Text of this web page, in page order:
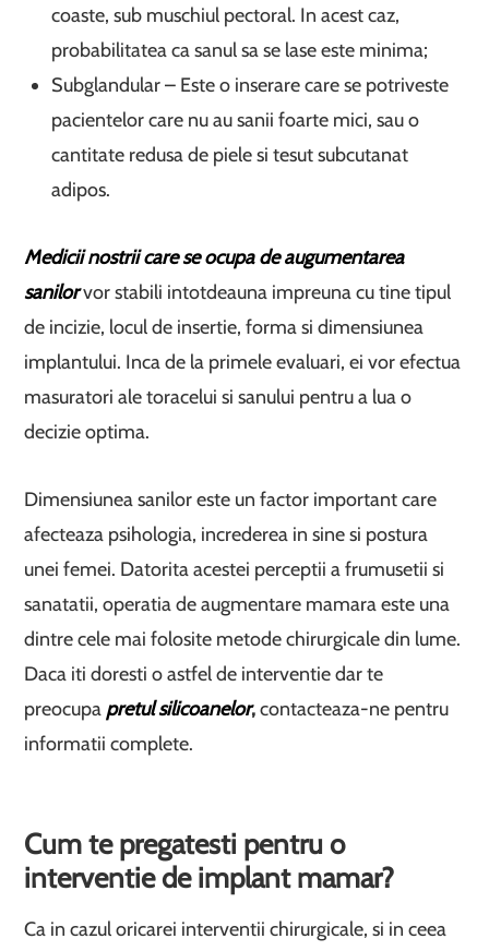
coaste, sub muschiul pectoral. In acest caz,
probabilitatea ca sanul sa se lase este minima;
Subglandular – Este o inserare care se potriveste
pacientelor care nu au sanii foarte mici, sau o
cantitate redusa de piele si tesut subcutanat
adipos.
Medicii nostrii care se ocupa de augumentarea
sanilorvor stabili intotdeauna impreuna cu tine tipul
de incizie, locul de insertie, forma si dimensiunea
implantului. Inca de la primele evaluari, ei vor efectua
masuratori ale toracelui si sanului pentru a lua o
decizie optima.
Dimensiunea sanilor este un factor important care
afecteaza psihologia, increderea in sine si postura
unei femei. Datorita acestei perceptii a frumusetii si
sanatatii, operatia de augmentare mamara este una
dintre cele mai folosite metode chirurgicale din lume.
Daca iti doresti o astfel de interventie dar te
preocupa pretul silicoanelor,contacteaza-ne pentru
informatii complete.
Cum te pregatesti pentru o
interventie de implant mamar?
Ca in cazul oricarei interventii chirurgicale, si in ceea